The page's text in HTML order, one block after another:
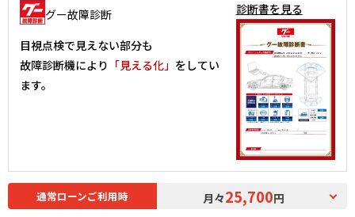
グー故障診断
目視点検で見えない部分も
故障診断機により 「見える化」 をしてい
ます。
診断書を見る
通常ローンご利用時 月々25,700円